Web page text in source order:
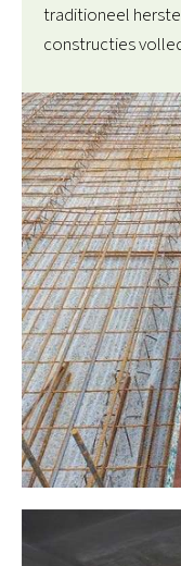
traditioneel
constructies